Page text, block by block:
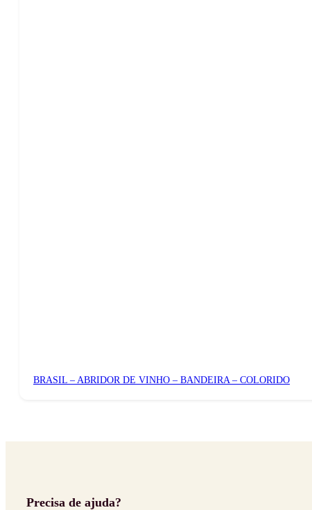
BRASIL – ABRIDOR DE VINHO – BANDEIRA – COLORIDO
Precisa de ajuda?